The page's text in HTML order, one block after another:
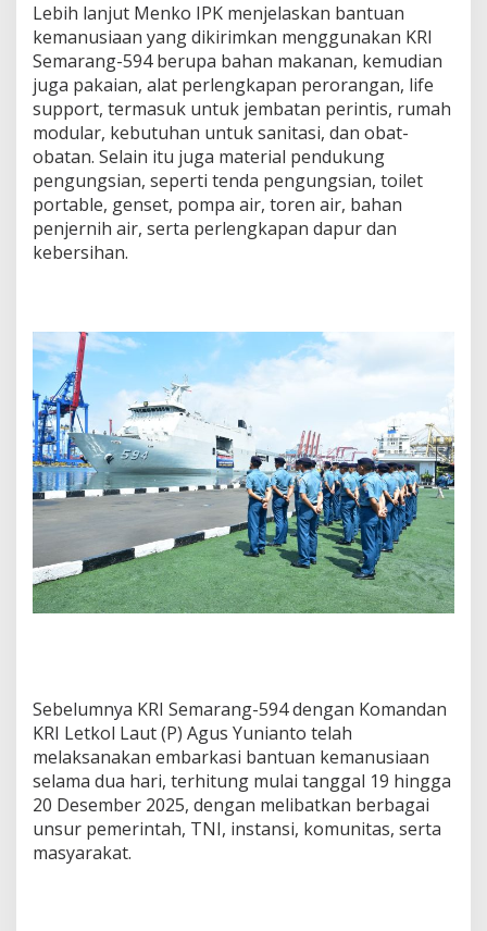
Lebih lanjut Menko IPK menjelaskan bantuan
kemanusiaan yang dikirimkan menggunakan KRI
Semarang-594 berupa bahan makanan, kemudian
juga pakaian, alat perlengkapan perorangan, life
support, termasuk untuk jembatan perintis, rumah
modular, kebutuhan untuk sanitasi, dan obat-
obatan. Selain itu juga material pendukung
pengungsian, seperti tenda pengungsian, toilet
portable, genset, pompa air, toren air, bahan
penjernih air, serta perlengkapan dapur dan
kebersihan.
Sebelumnya KRI Semarang-594 dengan Komandan
KRI Letkol Laut (P) Agus Yunianto telah
melaksanakan embarkasi bantuan kemanusiaan
selama dua hari, terhitung mulai tanggal 19 hingga
20 Desember 2025, dengan melibatkan berbagai
unsur pemerintah, TNI, instansi, komunitas, serta
masyarakat.